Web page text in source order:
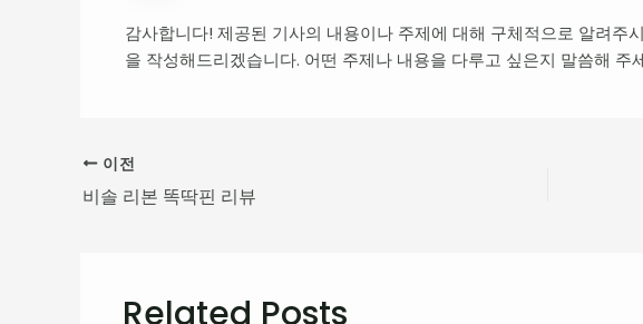
감사합니다! 제공된 기사의 내용이나 주제에 대해 구체적으로 알려주
을 작성해드리겠습니다. 어떤 주제나 내용을 다루고 싶은지 말씀해 주
이전
비솔 리본 똑딱핀 리뷰
Related Posts